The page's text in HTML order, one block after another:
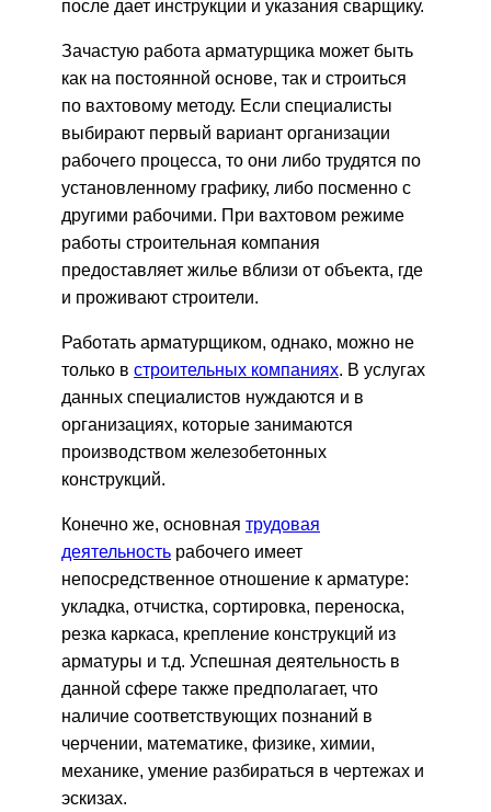
после дает инструкции и указания сварщику.
Зачастую работа арматурщика может быть
как на постоянной основе, так и строиться
по вахтовому методу. Если специалисты
выбирают первый вариант организации
рабочего процесса, то они либо трудятся по
установленному графику, либо посменно с
другими рабочими. При вахтовом режиме
работы строительная компания
предоставляет жилье вблизи от объекта, где
и проживают строители.
Работать арматурщиком, однако, можно не
только в строительных компаниях. В услугах
данных специалистов нуждаются и в
организациях, которые занимаются
производством железобетонных
конструкций.
Конечно же, основная трудовая
деятельность рабочего имеет
непосредственное отношение к арматуре:
укладка, отчистка, сортировка, переноска,
резка каркаса, крепление конструкций из
арматуры и т.д. Успешная деятельность в
данной сфере также предполагает, что
наличие соответствующих познаний в
черчении, математике, физике, химии,
механике, умение разбираться в чертежах и
эскизах.